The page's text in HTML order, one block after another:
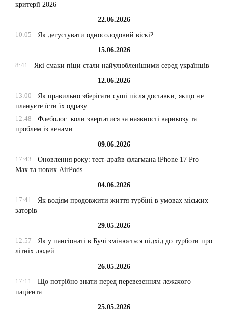
критерії 2026
22.06.2026
10:05
Як дегустувати односолодовий віскі?
15.06.2026
8:41
Які смаки піци стали найулюбленішими серед українців
12.06.2026
13:00
Як правильно зберігати суші після доставки, якщо не
плануєте їсти їх одразу
12:48
Флеболог: коли звертатися за наявності варикозу та
проблем із венами
09.06.2026
17:43
Оновлення року: тест-драйв флагмана iPhone 17 Pro
Max та нових AirPods
04.06.2026
17:41
Як водіям продовжити життя турбіні в умовах міських
заторів
29.05.2026
12:57
Як у пансіонаті в Бучі змінюється підхід до турботи про
літніх людей
26.05.2026
17:11
Що потрібно знати перед перевезенням лежачого
пацієнта
25.05.2026